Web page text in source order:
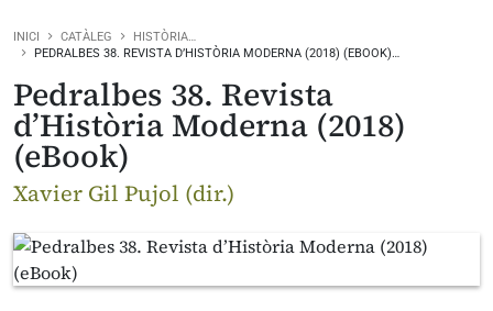
INICI CATÀLEG
HISTÒRIA…
PEDRALBES 38. REVISTA D’HISTÒRIA MODERNA (2018) (EBOOK)…
Pedralbes 38. Revista
d’Història Moderna (2018)
(eBook)
Xavier Gil Pujol (dir.)